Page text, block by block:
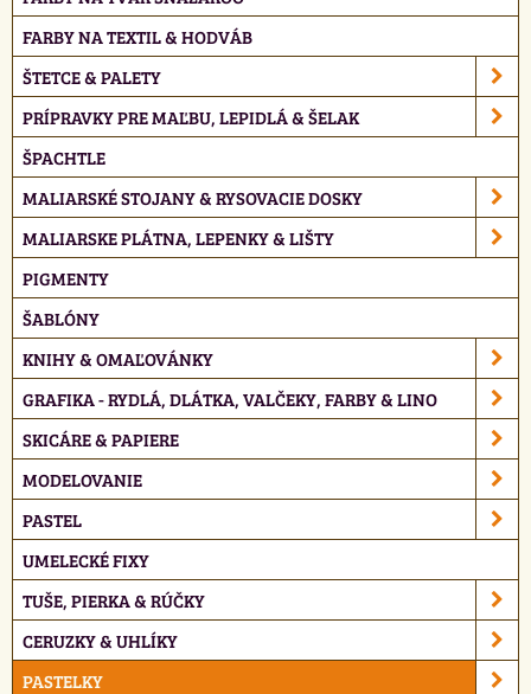
FARBY NA TEXTIL & HODVÁB
ŠTETCE & PALETY
PRÍPRAVKY PRE MAĽBU, LEPIDLÁ & ŠELAK
ŠPACHTLE
MALIARSKÉ STOJANY & RYSOVACIE DOSKY
MALIARSKE PLÁTNA, LEPENKY & LIŠTY
PIGMENTY
ŠABLÓNY
KNIHY & OMAĽOVÁNKY
GRAFIKA - RYDLÁ, DLÁTKA, VALČEKY, FARBY & LINO
SKICÁRE & PAPIERE
MODELOVANIE
PASTEL
UMELECKÉ FIXY
TUŠE, PIERKA & RÚČKY
CERUZKY & UHLÍKY
PASTELKY